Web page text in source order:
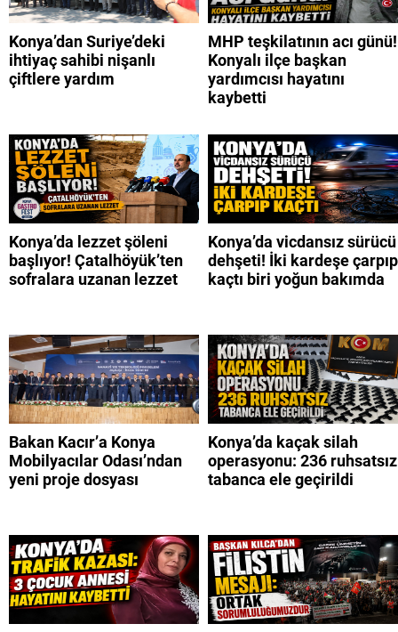
Konya’dan Suriye’deki
ihtiyaç sahibi nişanlı
çiftlere yardım
MHP teşkilatının acı günü!
Konyalı ilçe başkan
yardımcısı hayatını
kaybetti
Konya’da lezzet şöleni
başlıyor! Çatalhöyük’ten
sofralara uzanan lezzet
Konya’da vicdansız sürücü
dehşeti! İki kardeşe çarpıp
kaçtı biri yoğun bakımda
Bakan Kacır’a Konya
Mobilyacılar Odası’ndan
yeni proje dosyası
Konya’da kaçak silah
operasyonu: 236 ruhsatsız
tabanca ele geçirildi